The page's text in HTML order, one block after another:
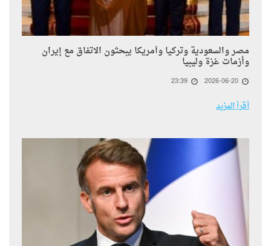
مصر والسعودية وتركيا وأمريكا يبحثون الاتفاق مع إيران
وأزمات غزة وليبيا
2026-06-20
23:39
أقرأ المزيد